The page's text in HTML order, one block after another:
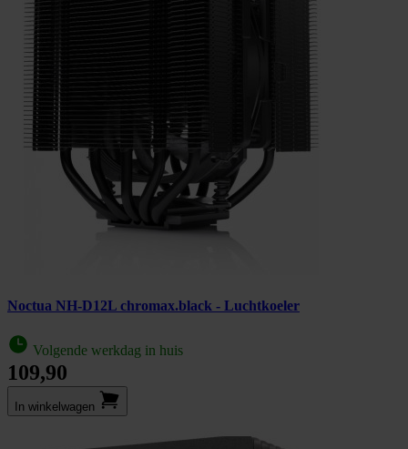
Noctua NH-D12L chromax.black - Luchtkoeler
Volgende werkdag in huis
109,90
In winkel­wagen